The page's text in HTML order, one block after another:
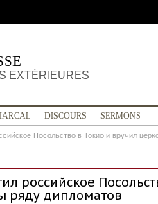
EXTÉRIEURES
DISCOURS SERMONS
Посольство в Токио и вручил
российское
ряду дипломатов